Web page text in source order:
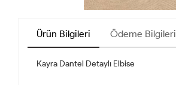
Ürün Bilgileri Ödeme Bilgileri
Kayra Dantel Detaylı Elbise